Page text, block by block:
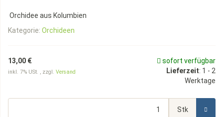
Orchidee aus Kolumbien
Kategorie: Orchideen
13,00 €
inkl. 7% USt. , zzgl. Versand
sofort verfügbar
Lieferzeit: 1 - 2
Werktage
Stk